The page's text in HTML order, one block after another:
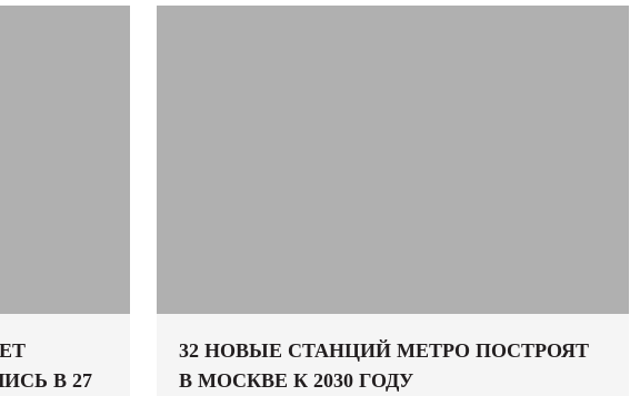
В 27
32 НОВЫЕ СТАНЦИЙ МЕТРО ПОСТРОЯТ
В МОСКВЕ К 2030 ГОДУ